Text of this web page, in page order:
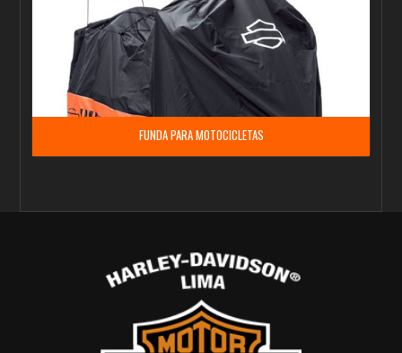
FUNDA PARA MOTOCICLETAS